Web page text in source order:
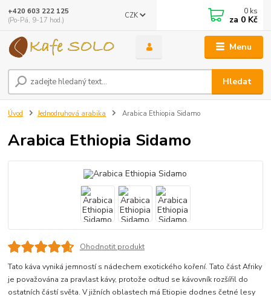
Menu
CZK
Hledat
+420 603 222 125
(Po-Pá, 9-17 hod.)
0 ks
za 0 Kč
Úvod Jednodruhová arabika Arabica Ethiopia Sidamo
Arabica Ethiopia Sidamo
Ohodnotit produkt
Tato káva vyniká jemností s nádechem exotického koření. Tato část Afriky
je považována za pravlast kávy, protože odtud se kávovník rozšířil do
ostatních částí světa. V jižních oblastech má Etiopie dodnes četné lesy